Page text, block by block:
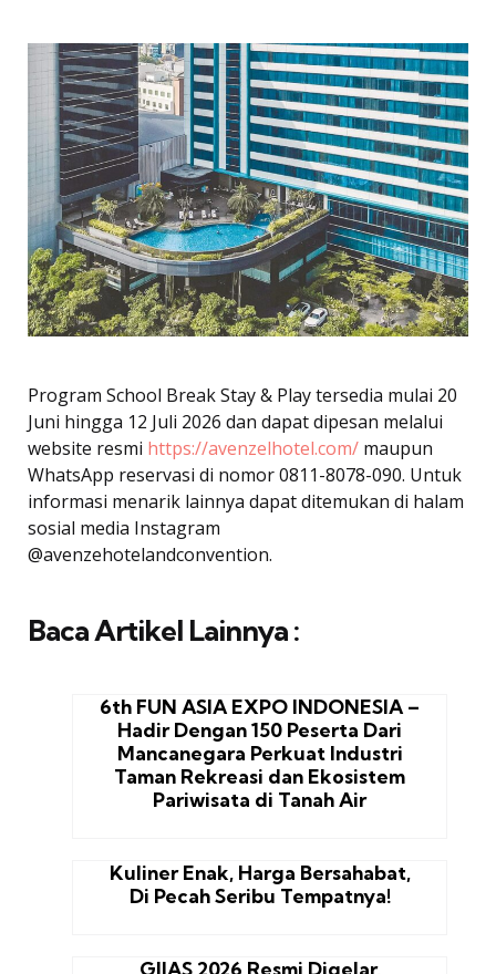
Program School Break Stay & Play tersedia mulai 20
Juni hingga 12 Juli 2026 dan dapat dipesan melalui
website resmi https://avenzelhotel.com/ maupun
WhatsApp reservasi di nomor 0811-8078-090. Untuk
informasi menarik lainnya dapat ditemukan di halam
sosial media Instagram
@avenzehotelandconvention.
Baca Artikel Lainnya :
6th FUN ASIA EXPO INDONESIA –
Hadir Dengan 150 Peserta Dari
Mancanegara Perkuat Industri
Taman Rekreasi dan Ekosistem
Pariwisata di Tanah Air
Kuliner Enak, Harga Bersahabat,
Di Pecah Seribu Tempatnya!
GIIAS 2026 Resmi Digelar,